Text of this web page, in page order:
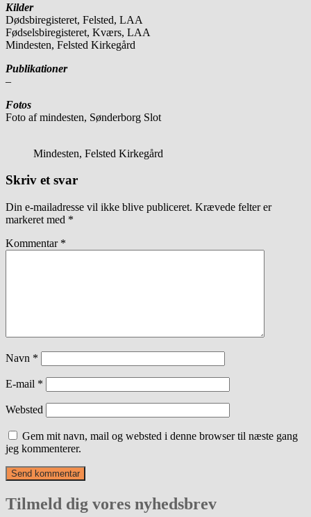
Kilder
Dødsbiregisteret, Felsted, LAA
Fødselsbiregisteret, Kværs, LAA
Mindesten, Felsted Kirkegård
Publikationer
–
Fotos
Foto af mindesten, Sønderborg Slot
Mindesten, Felsted Kirkegård
Skriv et svar
Din e-mailadresse vil ikke blive publiceret. Krævede felter er
markeret med *
Kommentar *
Navn *
E-mail *
Websted
Gem mit navn, mail og websted i denne browser til næste gang
jeg kommenterer.
Tilmeld dig vores nyhedsbrev